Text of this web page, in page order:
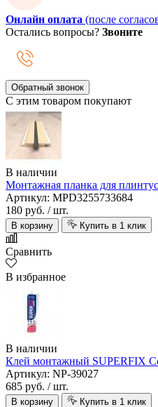
Онлайн оплата (после
Остались вопросы? Звоните
Обратный звонок
С этим товаром покупают
В наличии
Монтажная планка для
Артикул: MPD3255733684
180 руб. / шт.
В корзину Купить в 1 клик
Сравнить
В избранное
В наличии
Клей монтажный SUPERFIX
Артикул: NP-39027
685 руб. / шт.
В корзину Купить в 1 клик